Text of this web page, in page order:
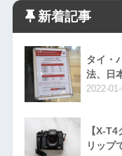
新着記事
タイ・
法、日
2022-
【X-
リップ